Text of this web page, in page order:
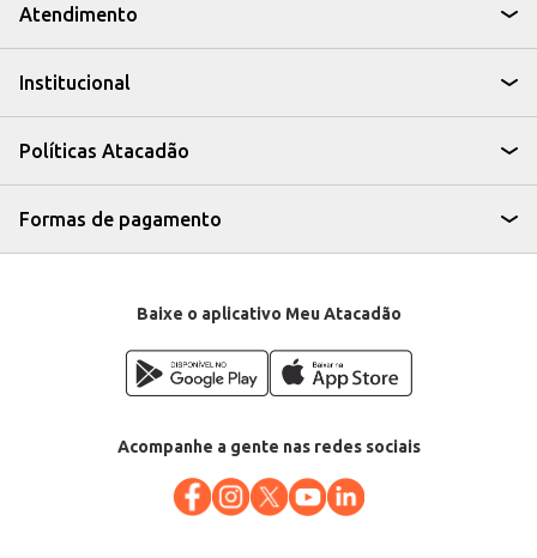
Atendimento
Institucional
Políticas Atacadão
Formas de pagamento
Baixe o aplicativo Meu Atacadão
Acompanhe a gente nas redes sociais